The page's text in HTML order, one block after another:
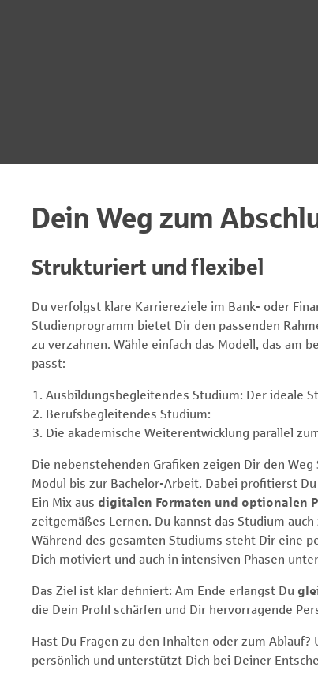
Dein Weg zum
Strukturiert und flexibel
Du verfolgst klare Karriereziele im Bank- oder
Studienprogramm bietet Dir den passenden
zu verzahnen. Wähle einfach das Modell, das am
passt:
Ausbildungsbegleitendes Studium: Der ideale
Berufsbegleitendes Studium:
Die akademische Weiterentwicklung parallel
Die nebenstehenden Grafiken zeigen Dir den
Modul bis zur Bachelor-Arbeit. Dabei profitierst
Ein Mix aus digitalen Formaten und optionalen
zeitgemäßes Lernen. Du kannst das Studium
Während des gesamten Studiums steht Dir eine
Dich motiviert und auch in intensiven Phasen
Das Ziel ist klar definiert: Am Ende erlangst Du
die Dein Profil schärfen und Dir hervorragende
Hast Du Fragen zu den Inhalten oder zum Ablauf?
persönlich und unterstützt Dich bei Deiner